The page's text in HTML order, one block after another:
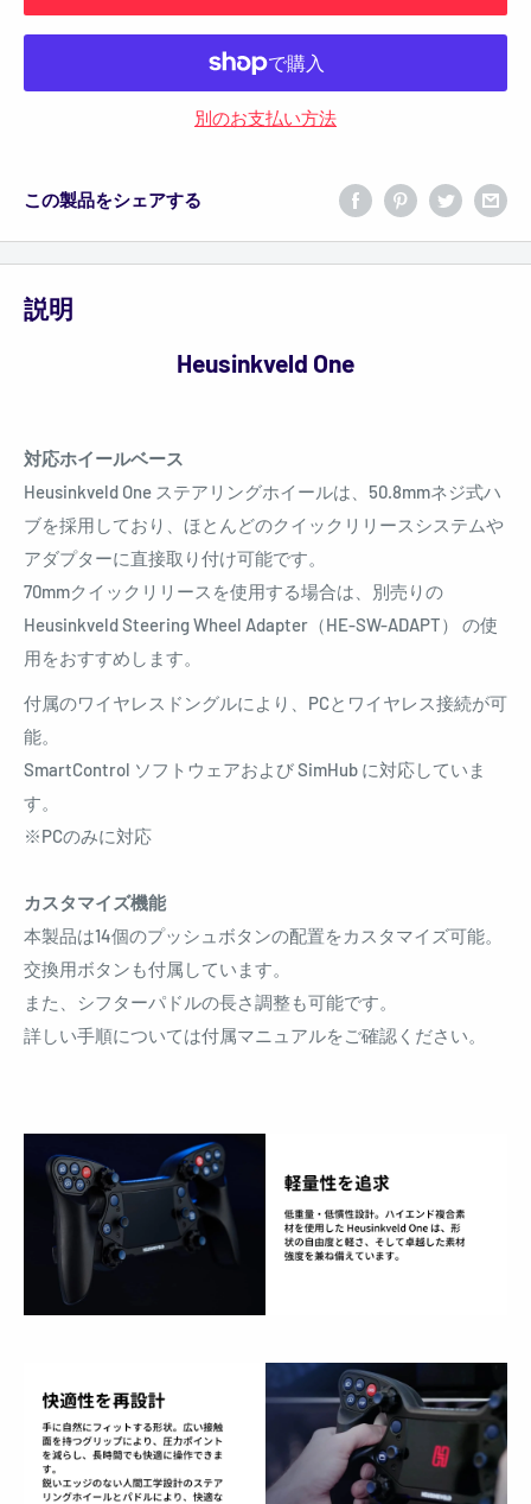
別のお支払い方法
この製品をシェアする
説明
Heusinkveld One
対応ホイールベース
Heusinkveld One ステアリングホイールは、50.8mmネジ式ハ
ブを採用しており、ほとんどのクイックリリースシステムや
アダプターに直接取り付け可能です。
70mmクイックリリースを使用する場合は、別売りの
Heusinkveld Steering Wheel Adapter（HE-SW-ADAPT） の使
用をおすすめします。
付属のワイヤレスドングルにより、PCとワイヤレス接続が可
能。
SmartControl ソフトウェアおよび SimHub に対応していま
す。
※PCのみに対応
カスタマイズ機能
本製品は14個のプッシュボタンの配置をカスタマイズ可能。
交換用ボタンも付属しています。
また、シフターパドルの長さ調整も可能です。
詳しい手順については付属マニュアルをご確認ください。